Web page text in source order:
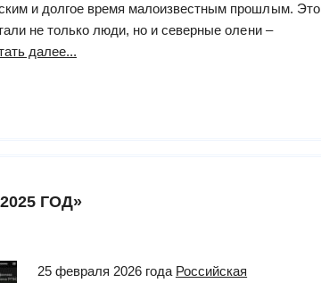
и долгое время малоизвестным прошлым. Это
не только люди, но и северные олени –
далее...
ГОД»
25 февраля 2026 года Российская